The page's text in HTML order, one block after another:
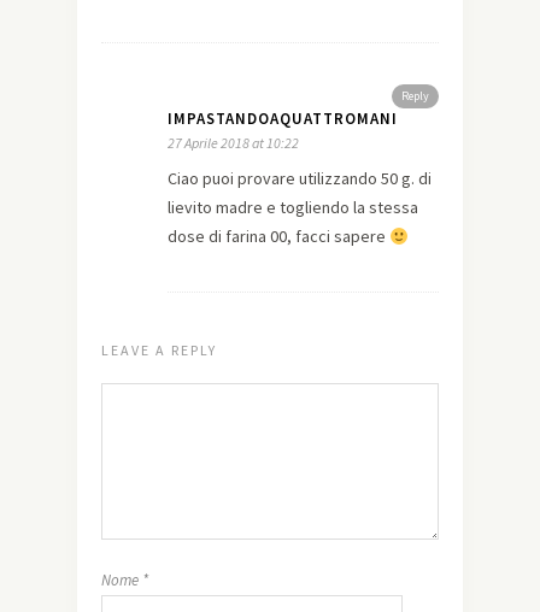
Reply
IMPASTANDOAQUATTROMANI
27 Aprile 2018 at 10:22
Ciao puoi provare utilizzando 50 g. di
lievito madre e togliendo la stessa
dose di farina 00, facci sapere
LEAVE A REPLY
Nome *